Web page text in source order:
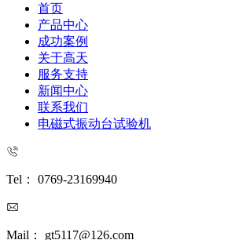
首页
产品中心
成功案例
关于高天
服务支持
新闻中心
联系我们
电磁式振动台试验机
Tel： 0769-23169940
Mail： gt5117@126.com